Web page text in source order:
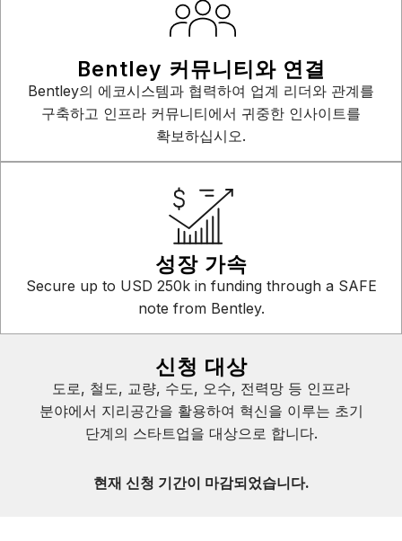
Bentley 커뮤니티와 연결
Bentley의 에코시스템과 협력하여 업계 리더와 관계를
구축하고 인프라 커뮤니티에서 귀중한 인사이트를
확보하십시오.
성장 가속
Secure up to USD 250k in funding through a SAFE
note from Bentley.
신청 대상
도로, 철도, 교량, 수도, 오수, 전력망 등 인프라
분야에서 지리공간을 활용하여 혁신을 이루는 초기
단계의 스타트업을 대상으로 합니다.
현재 신청 기간이 마감되었습니다.